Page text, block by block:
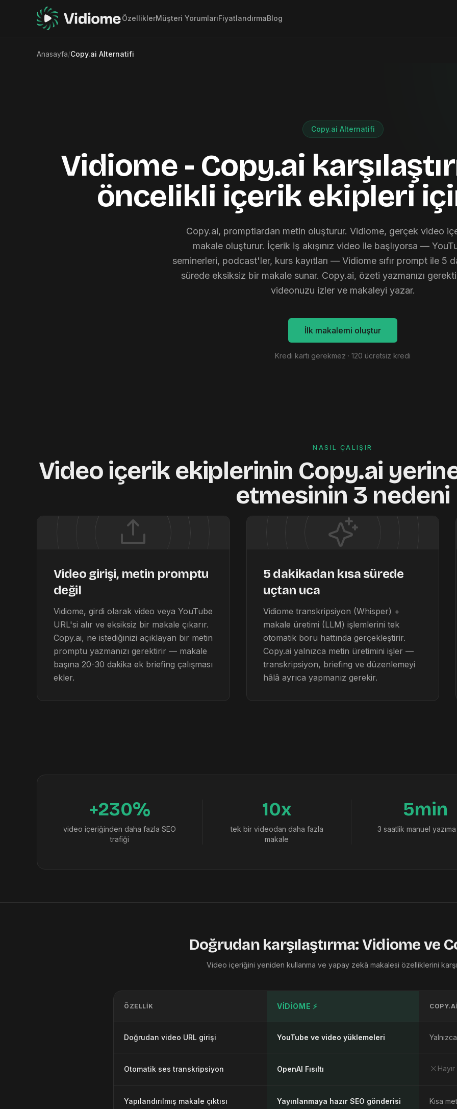
ÖzelliklerMüşteri YorumlarıFiyatlandırmaBlog
Anasayfa/Copy.ai Alternatifi
Copy.ai Alternatifi
Vidiome - Copy.ai
öncelikli içerik ekipleri
Copy.ai, promptlardan metin oluşturur. Vidiome, gerçek video
makale oluşturur. İçerik iş akışınız video ile başlıyorsa —
seminerleri, podcast'ler, kurs kayıtları — Vidiome sıfır prompt ile 5
sürede eksiksiz bir makale sunar. Copy.ai, özeti yazmanızı
videonuzu izler ve makaleyi yazar.
İlk makalemi oluştur
Kredi kartı gerekmez · 120 ücretsiz kredi
NASIL ÇALIŞIR
Video içerik ekiplerinin Copy.ai
etmesinin 3 nedeni
Video girişi, metin promptu
değil
Vidiome, girdi olarak video veya YouTube
URL'si alır ve eksiksiz bir makale çıkarır.
Copy.ai, ne istediğinizi açıklayan bir metin
promptu yazmanızı gerektirir — makale
başına 20-30 dakika ek briefing çalışması
ekler.
5 dakikadan kısa sürede
uçtan uca
Vidiome transkripsiyon (Whisper) +
makale üretimi (LLM) işlemlerini tek
otomatik boru hattında gerçekleştirir.
Copy.ai yalnızca metin üretimini işler —
transkripsiyon, briefing ve düzenlemeyi
hâlâ ayrıca yapmanız gerekir.
+230%
video içeriğinden daha fazla SEO
trafiği
10x
tek bir videodan daha fazla
makale
5min
3 saatlik manuel yazıma
Doğrudan karşılaştırma: Vidiome ve
Video içeriğini yeniden kullanma ve yapay zekâ makalesi özelliklerini
ÖZELLIK VIDIOME ⚡ COPY.AI
Doğrudan video URL girişi YouTube ve video yüklemeleri
Otomatik ses transkripsiyon OpenAI Fısıltı Hayır
Yapılandırılmış makale çıktısı Yayınlanmaya hazır SEO gönderisi Kısa